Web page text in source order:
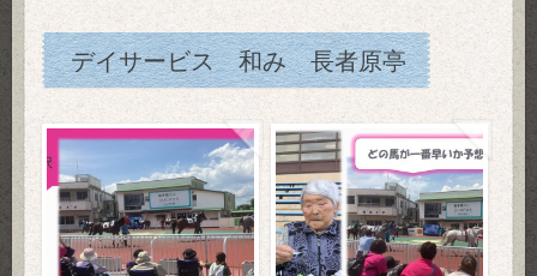
デイサービス 和み 長者原亭